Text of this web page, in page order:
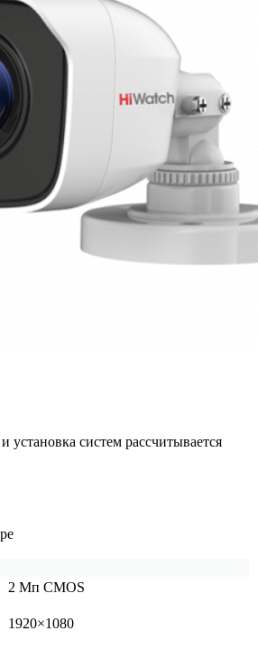
систем рассчитывается
2 Мп CMOS
1920×1080